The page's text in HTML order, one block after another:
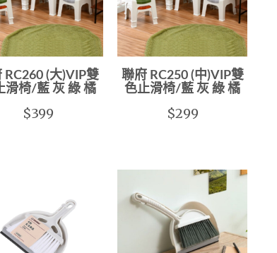
RC260 (大)VIP雙
滑椅/藍 灰 綠 橘
$399
聯府 RC250 (中)VIP雙
色止滑椅/藍 灰 綠 橘
$299